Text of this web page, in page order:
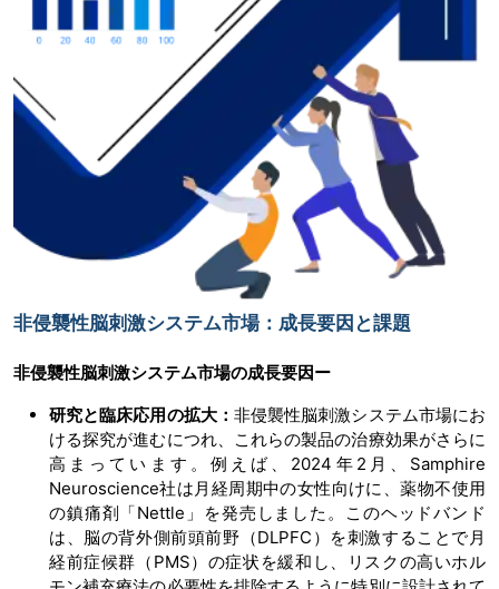
非侵襲性脳刺激システム市場：成長要因と課題
非侵襲性脳刺激システム市場の成長要因ー
研究と臨床応用の拡大： 非侵襲性脳刺激システム市場にお
ける探究が進むにつれ、これらの製品の治療効果がさらに
高まっています。例えば、2024年2月、Samphire
Neuroscience社は月経周期中の女性向けに、薬物不使用
の鎮痛剤「Nettle」を発売しました。このヘッドバンド
は、脳の背外側前頭前野（DLPFC）を刺激することで月
経前症候群（PMS）の症状を緩和し、リスクの高いホル